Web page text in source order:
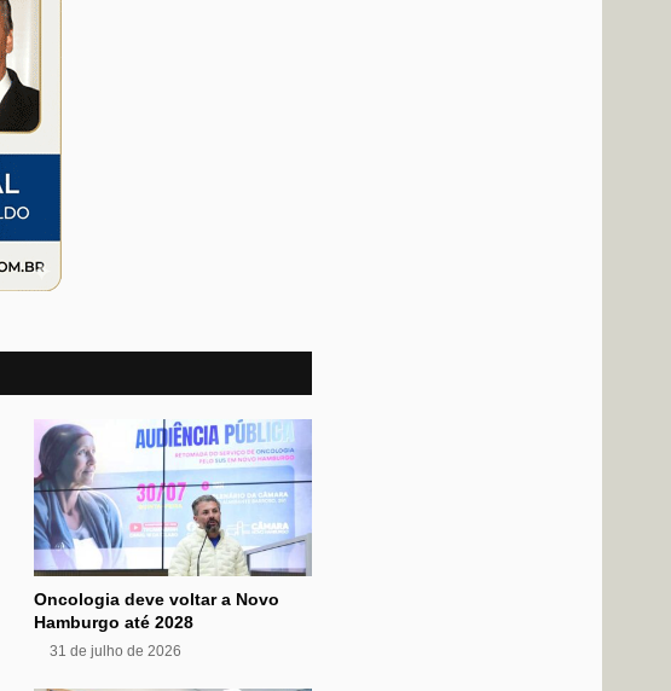
Oncologia deve voltar a Novo
Hamburgo até 2028
31 de julho de 2026